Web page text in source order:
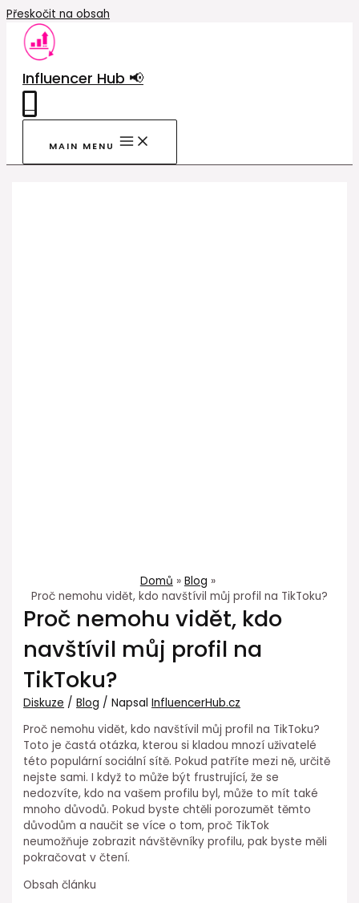
Přeskočit na obsah
Influencer Hub 📢
MAIN MENU
Domů
Blog
Proč nemohu vidět, kdo navštívil můj profil na TikToku?
Proč nemohu vidět, kdo
navštívil můj profil na
TikToku?
Diskuze /Blog / NapsalInfluencerHub.cz
Proč nemohu vidět, kdo navštívil můj profil na TikToku?
Toto je častá otázka, kterou si kladou mnozí uživatelé
této populární sociální sítě. Pokud patříte mezi ně, určitě
nejste sami. I když to může být frustrující, že se
nedozvíte, kdo na vašem profilu byl, může to mít také
mnoho důvodů. Pokud byste chtěli porozumět těmto
důvodům a naučit se více o tom, proč TikTok
neumožňuje zobrazit návštěvníky profilu, pak byste měli
pokračovat v čtení.
Obsah článku